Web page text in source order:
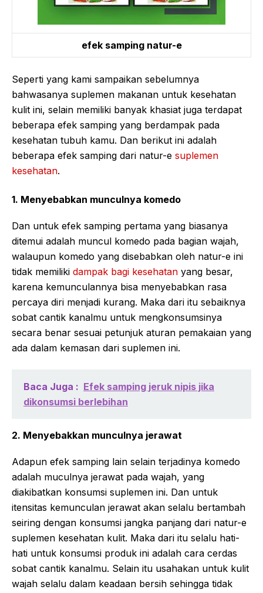
efek samping natur-e
Seperti yang kami sampaikan sebelumnya
bahwasanya suplemen makanan untuk kesehatan
kulit ini, selain memiliki banyak khasiat juga terdapat
beberapa efek samping yang berdampak pada
kesehatan tubuh kamu. Dan berikut ini adalah
beberapa efek samping dari natur-e suplemen
kesehatan.
1. Menyebabkan munculnya komedo
Dan untuk efek samping pertama yang biasanya
ditemui adalah muncul komedo pada bagian wajah,
walaupun komedo yang disebabkan oleh natur-e ini
tidak memiliki dampak bagi kesehatan yang besar,
karena kemunculannya bisa menyebabkan rasa
percaya diri menjadi kurang. Maka dari itu sebaiknya
sobat cantik kanalmu untuk mengkonsumsinya
secara benar sesuai petunjuk aturan pemakaian yang
ada dalam kemasan dari suplemen ini.
Baca Juga : Efek samping jeruk nipis jika
dikonsumsi berlebihan
2. Menyebakkan munculnya jerawat
Adapun efek samping lain selain terjadinya komedo
adalah muculnya jerawat pada wajah, yang
diakibatkan konsumsi suplemen ini. Dan untuk
itensitas kemunculan jerawat akan selalu bertambah
seiring dengan konsumsi jangka panjang dari natur-e
suplemen kesehatan kulit. Maka dari itu selalu hati-
hati untuk konsumsi produk ini adalah cara cerdas
sobat cantik kanalmu. Selain itu usahakan untuk kulit
wajah selalu dalam keadaan bersih sehingga tidak